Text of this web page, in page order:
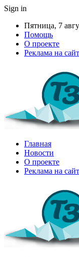
Sign in
Пятница, 7
Помощь
О проекте
Реклама на
Главная
Новости
О проекте
Реклама на